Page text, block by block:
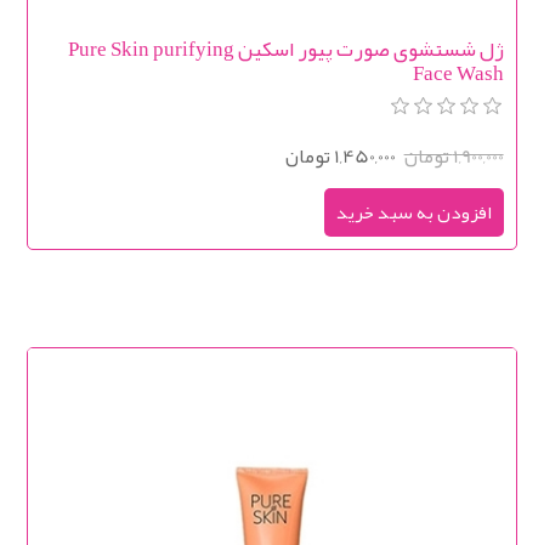
ژل شستشوی صورت پیور اسکین Pure Skin purifying
Face Wash
1,900,000 تومان 1,450,000 تومان